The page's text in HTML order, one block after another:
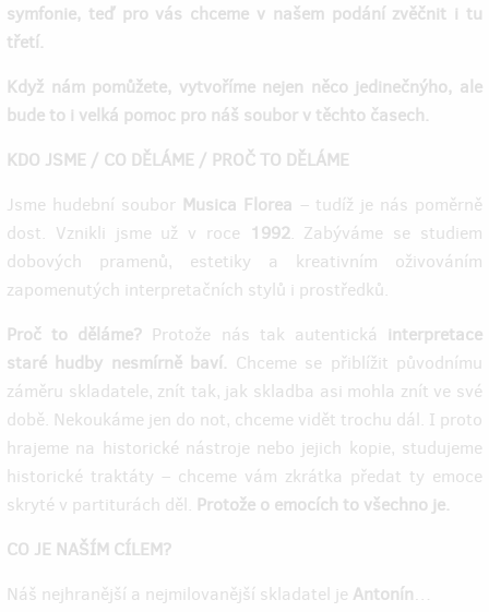
symfonie, teď pro vás chceme v našem podání zvěčnit i tu
třetí.
Když nám pomůžete, vytvoříme nejen něco jedinečnýho, ale
bude to i velká pomoc pro náš soubor v těchto časech.
KDO JSME / CO DĚLÁME / PROČ TO DĚLÁME
Jsme hudební soubor Musica Florea – tudíž je nás poměrně
dost. Vznikli jsme už v roce 1992. Zabýváme se studiem
dobových pramenů, estetiky a kreativním oživováním
zapomenutých interpretačních stylů i prostředků.
Proč to děláme? Protože nás tak autentická interpretace
staré hudby nesmírně baví. Chceme se přiblížit původnímu
záměru skladatele, znít tak, jak skladba asi mohla znít ve své
době. Nekoukáme jen do not, chceme vidět trochu dál. I proto
hrajeme na historické nástroje nebo jejich kopie, studujeme
historické traktáty – chceme vám zkrátka předat ty emoce
skryté v partiturách děl. Protože o emocích to všechno je.
CO JE NAŠÍM CÍLEM?
Náš nejhranější a nejmilovanější skladatel je Antonín…